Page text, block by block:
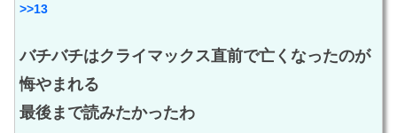
>>13
バチバチはクライマックス直前で亡くなったのが
悔やまれる
最後まで読みたかったわ